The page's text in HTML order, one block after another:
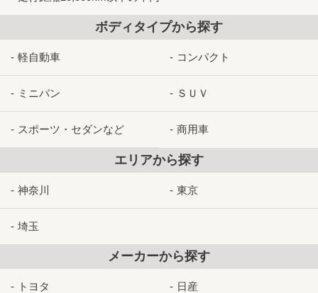
ボディタイプから探す
軽自動車 コンパクト
ミニバン ＳＵＶ
スポーツ・セダンなど 商用車
エリアから探す
神奈川 東京
埼玉
メーカーから探す
トヨタ 日産